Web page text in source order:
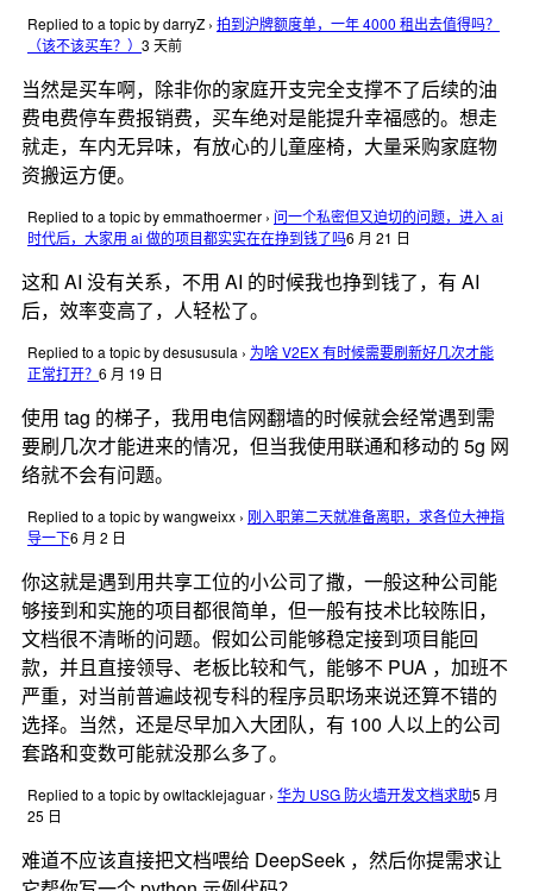
Replied to a topic by darryZ › 拍到沪牌额度单，一年 4000 租出去值得吗？
（该不该买车？） 3 天前
当然是买车啊，除非你的家庭开支完全支撑不了后续的油
费电费停车费报销费，买车绝对是能提升幸福感的。想走
就走，车内无异味，有放心的儿童座椅，大量采购家庭物
资搬运方便。
Replied to a topic by emmathoermer › 问一个私密但又迫切的问题，进入 ai
时代后，大家用 ai 做的项目都实实在在挣到钱了吗6 月 21 日
这和 AI 没有关系，不用 AI 的时候我也挣到钱了，有 AI
后，效率变高了，人轻松了。
Replied to a topic by desususula › 为啥 V2EX 有时候需要刷新好几次才能
正常打开？ 6 月 19 日
使用 tag 的梯子，我用电信网翻墙的时候就会经常遇到需
要刷几次才能进来的情况，但当我使用联通和移动的 5g 网
络就不会有问题。
Replied to a topic by wangweixx › 刚入职第二天就准备离职，求各位大神指
导一下6 月 2 日
你这就是遇到用共享工位的小公司了撒，一般这种公司能
够接到和实施的项目都很简单，但一般有技术比较陈旧，
文档很不清晰的问题。假如公司能够稳定接到项目能回
款，并且直接领导、老板比较和气，能够不 PUA ，加班不
严重，对当前普遍歧视专科的程序员职场来说还算不错的
选择。当然，还是尽早加入大团队，有 100 人以上的公司
套路和变数可能就没那么多了。
Replied to a topic by owltacklejaguar › 华为 USG 防火墙开发文档求助5 月
25 日
难道不应该直接把文档喂给 DeepSeek ，然后你提需求让